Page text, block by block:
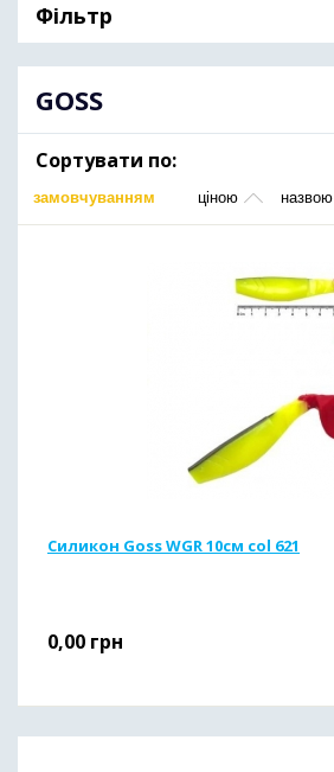
Фільтр
GOSS
Сортувати по:
замовчуванням ціною назвою
Силикон Goss WGR 10см col 621
0,00 грн